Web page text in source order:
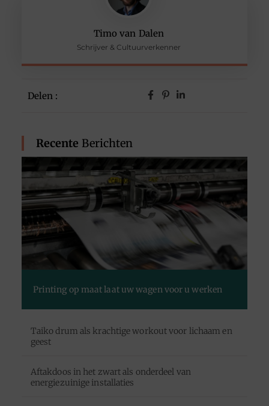
Timo van Dalen
Schrijver & Cultuurverkenner
Delen :
Recente Berichten
Printing op maat laat uw wagen voor u werken
Taiko drum als krachtige workout voor lichaam en
geest
Aftakdoos in het zwart als onderdeel van
energiezuinige installaties